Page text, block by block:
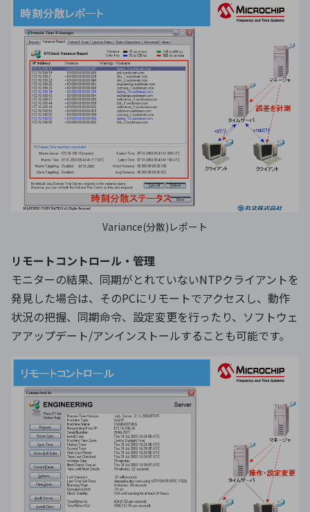
Variance(分散)レポート
リモートコントロール・管理
モニターの結果、同期がとれていないNTPクライアントを
発見した場合は、そのPCにリモートでアクセスし、動作
状況の把握、同期命令、設定変更を行ったり、ソフトウェ
アアップデート/アンインストールすることも可能です。